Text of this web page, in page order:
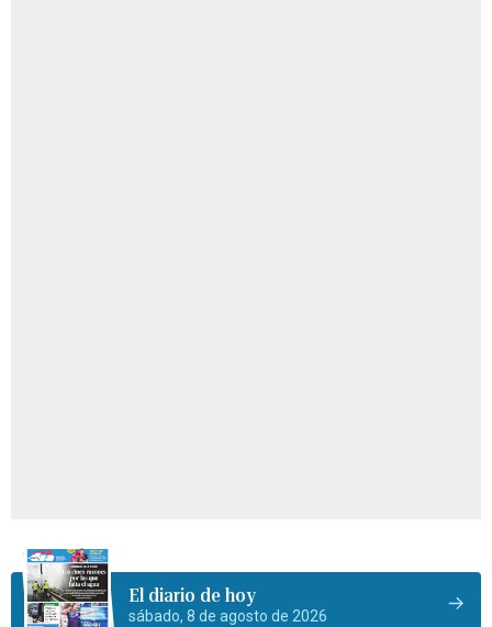
El diario de hoy
sábado, 8 de agosto de 2026